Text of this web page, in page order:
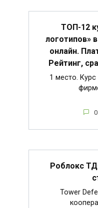
ТОП-12
логотипов»
онлайн.
Рейтинг,
1 место.
0
Роблокс
Tower